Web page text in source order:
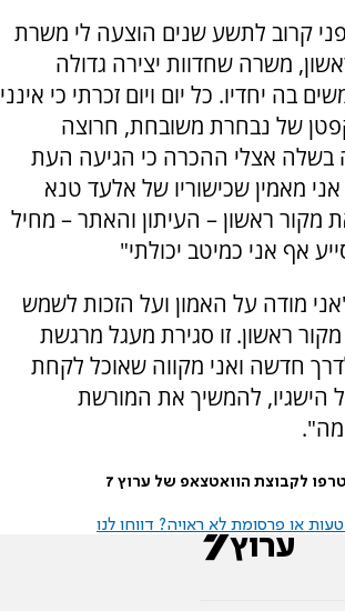
קרוב לתשע שנים הוצעה לי משרת
משרה שחדוות יצירה גדולה
בה יחדיו. כל יום ויום זכרתי כי אינני
של נבחרת משובחת, חרוצה
בשלה אצלי ההכרה כי הגיעה העת
מאמין שכישוריו של אלעד טנא
את מקור ראשון – העיתון והאתר – מחיל
אף אני כמיטב יכולתי"
מודה על האמון ועל הזכות לשמש
ראשון. זו סגירת מעגל מרגשת
חדשה ואני מקווה שאוכל לקחת
הישגיו, להמשיך את המורשת
לקבוצת הוואטצאפ של ערוץ 7
או פרסומת לא ראויה? דווחו לנו